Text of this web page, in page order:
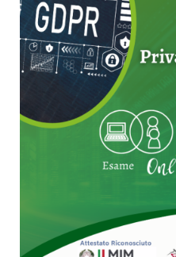
PROGRAMMARE CON
SCRATCH 200 ORE